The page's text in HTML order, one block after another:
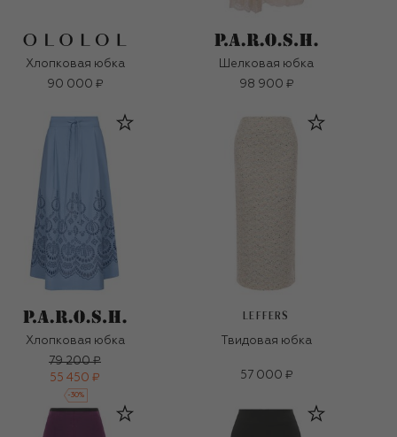
Хлопковая юбка
90 000 ₽
Шелковая юбка
98 900 ₽
Хлопковая юбка
79 200 ₽
55 450 ₽
-30%
LEFFERS
Твидовая юбка
57 000 ₽